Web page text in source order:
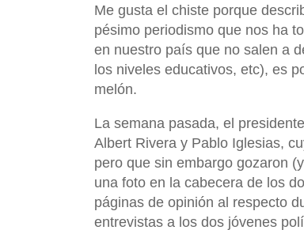
Me gusta el chiste porque
pésimo periodismo que nos ha
en nuestro país que no salen a
los niveles educativos, etc), es
melón.
La semana pasada, el
Albert Rivera y Pablo Iglesias,
pero que sin embargo gozaron
una foto en la cabecera de los
páginas de opinión al respecto
entrevistas a los dos jóvenes